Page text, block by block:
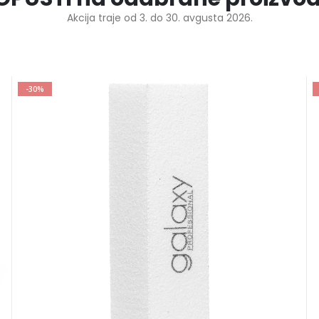
Akcija traje od 3. do 30. avgusta 2026.
-30%